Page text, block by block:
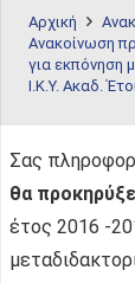
Αρχική
Ανακοίνωση
για εκπόνηση
Ι.Κ.Υ. Ακαδ.
Σας
θα
έτος 2016 -